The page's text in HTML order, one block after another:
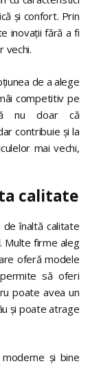
și confort. Prin
inovații fără a fi
vechi.
de a alege
competitiv pe
nu doar că
contribuie și la
mai vechi,
calitate
de înaltă calitate
Multe firme aleg
oferă modele
să oferi
poate avea un
și poate atrage
și bine